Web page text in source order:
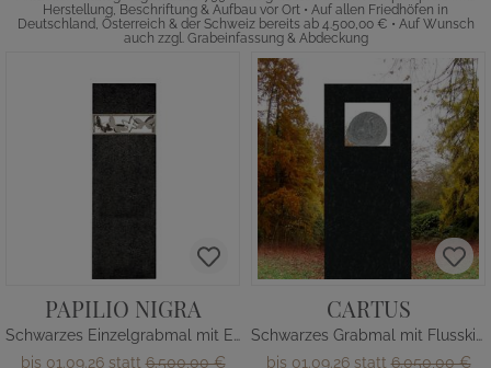
Herstellung, Beschriftung & Aufbau vor Ort • Auf allen Friedhöfen in
Deutschland, Österreich & der Schweiz bereits ab 4.500,00 € • Auf Wunsch
auch zzgl. Grabeinfassung & Abdeckung
PAPILIO NIGRA
Schwarzes Einzelgrabmal mit Edelstahl Ornament & Schmetterlingen
bis 01.09.26 statt6.500,00 €
CARTUS
Schwarzes Grabmal mit Flusskiesel
bis 01.09.26 statt6.050,00 €